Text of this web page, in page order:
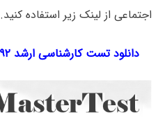
اجتماعی از لینک زیر استفاده کنید.
دانلود تست کارشناسی ارشد ۹۲ مددکاری اجتماعی کد ۱۱۳۹